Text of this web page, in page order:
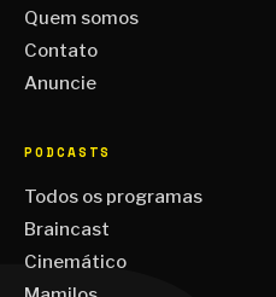
Quem somos
Contato
Anuncie
PODCASTS
Todos os programas
Braincast
Cinemático